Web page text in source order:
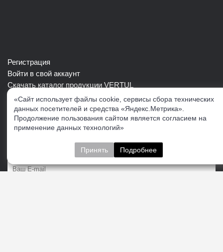
Регистрация
Войти в свой аккаунт
Скачать каталог продукции VERTUL
Следите за нами
Пожалуйста укажите:
«Сайт использует файлы cookie, сервисы сбора технических
данных посетителей и средства «Яндекс.Метрика».
Продолжение пользования сайтом является согласием на
применение данных технологий»
Принять Подробнее